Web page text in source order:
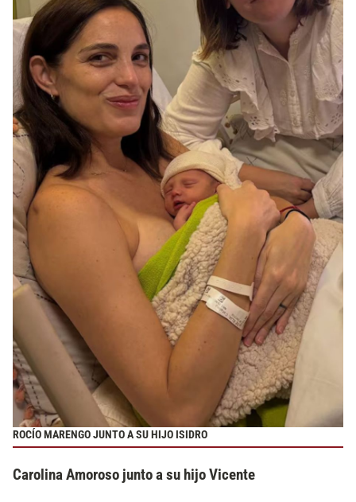
ROCÍO MARENGO JUNTO A SU HIJO ISIDRO
Carolina Amoroso junto a su hijo Vicente